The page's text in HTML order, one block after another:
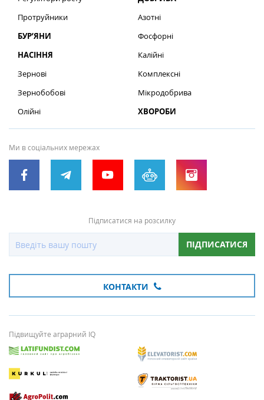
Протруйники
БУР’ЯНИ
НАСІННЯ
Зернові
Зернобобові
Олійні
Азотні
Фосфорні
Калійні
Комплексні
Мікродобрива
ХВОРОБИ
Ми в соціальних мережах
Підписатися на розсилку
ПІДПИСАТИСЯ
КОНТАКТИ
Підвищуйте аграрний IQ